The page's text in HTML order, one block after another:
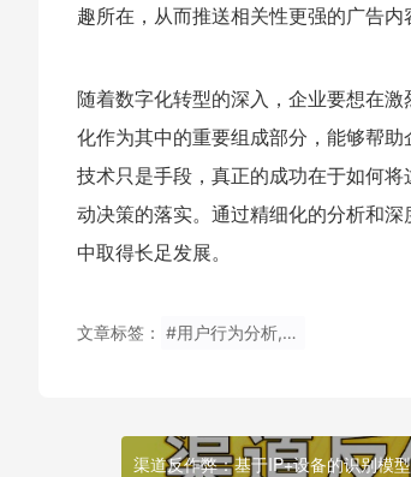
趣所在，从而推送相关性更强的广告内
随着数字化转型的深入，企业要想在
化作为其中的重要组成部分，能够帮助
技术只是手段，真正的成功在于如何
动决策的落实。通过精细化的分析和
中取得长足发展。
文章标签： #用户行为分析,事件埋点,路径可视化,数据分析,用户体验,数据驱动
渠道反作弊：基于IP+设备的识别模型